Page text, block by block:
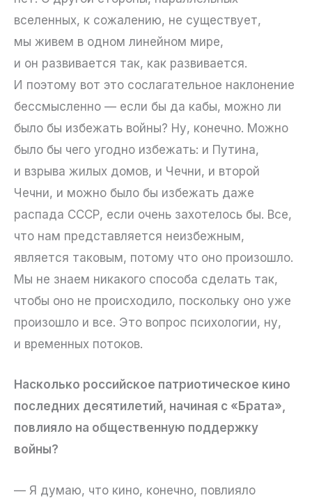
вселенных, к сожалению, не существует,
мы живем в одном линейном мире,
и он развивается так, как развивается.
И поэтому вот это сослагательное наклонение
бессмысленно — если бы да кабы, можно ли
было бы избежать войны? Ну, конечно. Можно
было бы чего угодно избежать: и Путина,
и взрыва жилых домов, и Чечни, и второй
Чечни, и можно было бы избежать даже
распада СССР, если очень захотелось бы. Все,
что нам представляется неизбежным,
является таковым, потому что оно произошло.
Мы не знаем никакого способа сделать так,
чтобы оно не происходило, поскольку оно уже
произошло и все. Это вопрос психологии, ну,
и временных потоков.
Насколько российское патриотическое кино
последних десятилетий, начиная с «Брата»,
повлияло на общественную поддержку
войны?
— Я думаю, что кино, конечно, повлияло